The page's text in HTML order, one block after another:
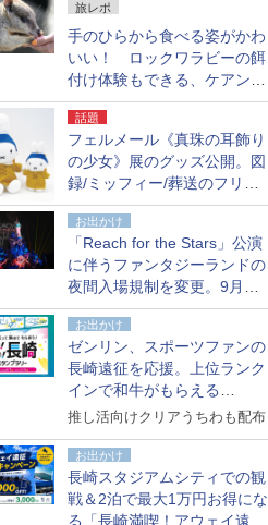
旅レポ
手のひらから食べる姿がかわ
いい！ ロックワラビーの餌
付け体験もできる、ケアンズ
でアサートン高原の日本語ガ
イド付きツアーに参加してみ
た
話題
フェルメール《真珠の耳飾り
の少女》展のグッズ公開。図
録/ミッフィー/葬送のフリー
レンほか、注目ブランドコラ
ボが実現
お出かけ
「Reach for the Stars」公演
に伴うファンタジーランドの
夜間入場規制を変更。9月か
ら18時50分～20時ごろに
お出かけ
ゼンリン、スポーツファンの
長崎遠征を応援。上位ランク
インで和牛がもらえる
「GO！GO！長崎スタンプラ
推し活向けクリアうちわも配布
お出かけ
長崎スタジアムシティでの観
戦＆2泊で最大1万円お得にな
る「長崎満喫！アウェイ遠征